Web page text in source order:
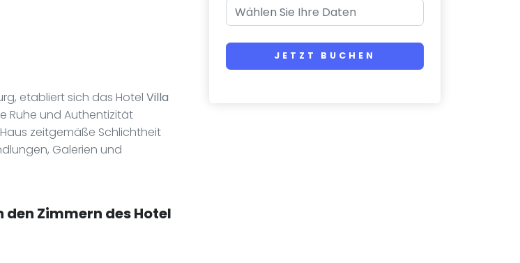
etabliert sich das Hotel Villa
Ruhe und Authentizität
zeitgemäße Schlichtheit
Galerien und
Zimmern des Hotel
JETZT BUCHEN